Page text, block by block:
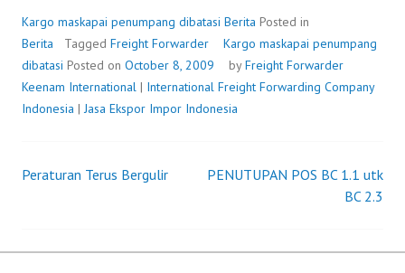
DIBATASI
Kargo maskapai penumpang dibatasi Berita Posted in
Berita
Tagged Freight Forwarder
Kargo maskapai penumpang
dibatasi Posted on October 8, 2009 byFreight Forwarder
Keenam International | International Freight Forwarding Company
Indonesia |Jasa Ekspor Impor Indonesia
Post
Peraturan Terus Bergulir
PENUTUPAN POS BC 1.1 utk
BC 2.3